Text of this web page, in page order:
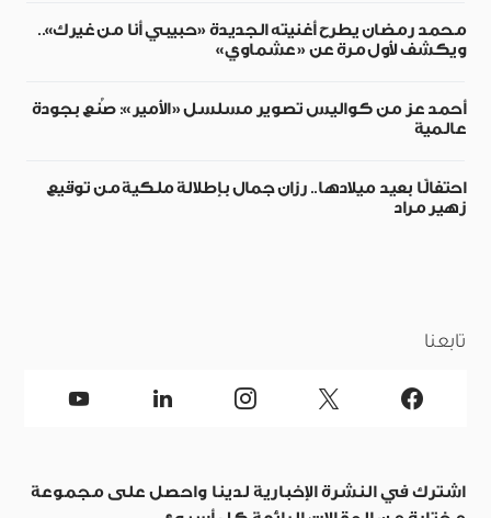
محمد رمضان يطرح أغنيته الجديدة «حبيبي أنا من غيرك»..
ويكشف لأول مرة عن «عشماوي»
أحمد عز من كواليس تصوير مسلسل «الأمير»: صُنع بجودة
عالمية
احتفالًا بعيد ميلادها.. رزان جمال بإطلالة ملكية من توقيع
زهير مراد
تابعنا
اشترك في النشرة الإخبارية لدينا واحصل على مجموعة